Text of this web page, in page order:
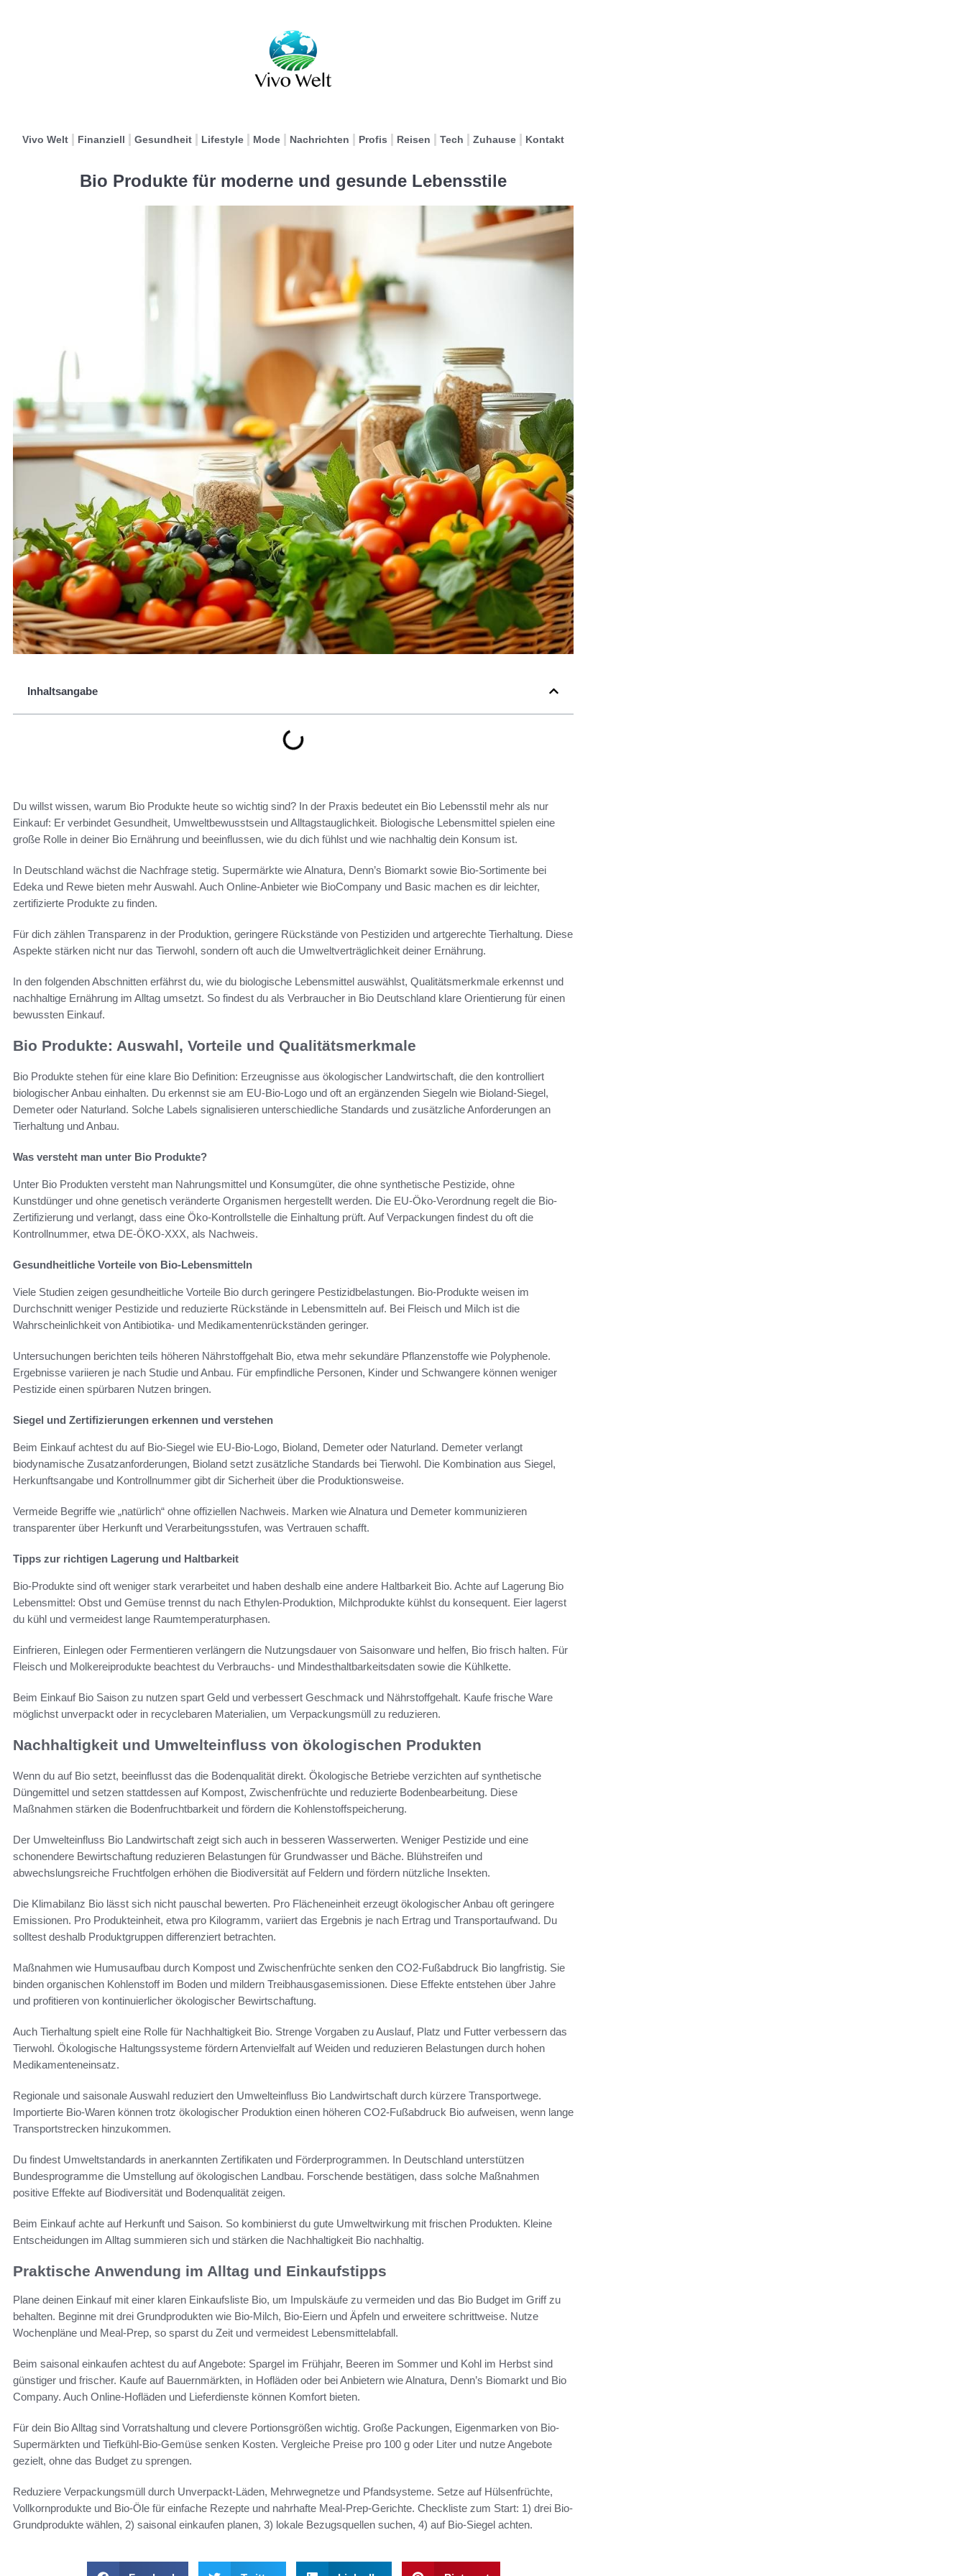
Vivo Welt Finanziell Gesundheit Lifestyle Mode Nachrichten Profis Reisen Tech Zuhause Kontakt
Bio Produkte für moderne und gesunde Lebensstile
Inhaltsangabe
Du willst wissen, warum Bio Produkte heute so wichtig sind? In der Praxis bedeutet ein Bio Lebensstil mehr als nur
Einkauf: Er verbindet Gesundheit, Umweltbewusstsein und Alltagstauglichkeit. Biologische Lebensmittel spielen eine
große Rolle in deiner Bio Ernährung und beeinflussen, wie du dich fühlst und wie nachhaltig dein Konsum ist.
In Deutschland wächst die Nachfrage stetig. Supermärkte wie Alnatura, Denn’s Biomarkt sowie Bio-Sortimente bei
Edeka und Rewe bieten mehr Auswahl. Auch Online-Anbieter wie BioCompany und Basic machen es dir leichter,
zertifizierte Produkte zu finden.
Für dich zählen Transparenz in der Produktion, geringere Rückstände von Pestiziden und artgerechte Tierhaltung. Diese
Aspekte stärken nicht nur das Tierwohl, sondern oft auch die Umweltverträglichkeit deiner Ernährung.
In den folgenden Abschnitten erfährst du, wie du biologische Lebensmittel auswählst, Qualitätsmerkmale erkennst und
nachhaltige Ernährung im Alltag umsetzt. So findest du als Verbraucher in Bio Deutschland klare Orientierung für einen
bewussten Einkauf.
Bio Produkte: Auswahl, Vorteile und Qualitätsmerkmale
Bio Produkte stehen für eine klare Bio Definition: Erzeugnisse aus ökologischer Landwirtschaft, die den kontrolliert
biologischer Anbau einhalten. Du erkennst sie am EU-Bio-Logo und oft an ergänzenden Siegeln wie Bioland-Siegel,
Demeter oder Naturland. Solche Labels signalisieren unterschiedliche Standards und zusätzliche Anforderungen an
Tierhaltung und Anbau.
Was versteht man unter Bio Produkte?
Unter Bio Produkten versteht man Nahrungsmittel und Konsumgüter, die ohne synthetische Pestizide, ohne
Kunstdünger und ohne genetisch veränderte Organismen hergestellt werden. Die EU-Öko-Verordnung regelt die Bio-
Zertifizierung und verlangt, dass eine Öko-Kontrollstelle die Einhaltung prüft. Auf Verpackungen findest du oft die
Kontrollnummer, etwa DE-ÖKO-XXX, als Nachweis.
Gesundheitliche Vorteile von Bio-Lebensmitteln
Viele Studien zeigen gesundheitliche Vorteile Bio durch geringere Pestizidbelastungen. Bio-Produkte weisen im
Durchschnitt weniger Pestizide und reduzierte Rückstände in Lebensmitteln auf. Bei Fleisch und Milch ist die
Wahrscheinlichkeit von Antibiotika- und Medikamentenrückständen geringer.
Untersuchungen berichten teils höheren Nährstoffgehalt Bio, etwa mehr sekundäre Pflanzenstoffe wie Polyphenole.
Ergebnisse variieren je nach Studie und Anbau. Für empfindliche Personen, Kinder und Schwangere können weniger
Pestizide einen spürbaren Nutzen bringen.
Siegel und Zertifizierungen erkennen und verstehen
Beim Einkauf achtest du auf Bio-Siegel wie EU-Bio-Logo, Bioland, Demeter oder Naturland. Demeter verlangt
biodynamische Zusatzanforderungen, Bioland setzt zusätzliche Standards bei Tierwohl. Die Kombination aus Siegel,
Herkunftsangabe und Kontrollnummer gibt dir Sicherheit über die Produktionsweise.
Vermeide Begriffe wie „natürlich“ ohne offiziellen Nachweis. Marken wie Alnatura und Demeter kommunizieren
transparenter über Herkunft und Verarbeitungsstufen, was Vertrauen schafft.
Tipps zur richtigen Lagerung und Haltbarkeit
Bio-Produkte sind oft weniger stark verarbeitet und haben deshalb eine andere Haltbarkeit Bio. Achte auf Lagerung Bio
Lebensmittel: Obst und Gemüse trennst du nach Ethylen-Produktion, Milchprodukte kühlst du konsequent. Eier lagerst
du kühl und vermeidest lange Raumtemperaturphasen.
Einfrieren, Einlegen oder Fermentieren verlängern die Nutzungsdauer von Saisonware und helfen, Bio frisch halten. Für
Fleisch und Molkereiprodukte beachtest du Verbrauchs- und Mindesthaltbarkeitsdaten sowie die Kühlkette.
Beim Einkauf Bio Saison zu nutzen spart Geld und verbessert Geschmack und Nährstoffgehalt. Kaufe frische Ware
möglichst unverpackt oder in recyclebaren Materialien, um Verpackungsmüll zu reduzieren.
Nachhaltigkeit und Umwelteinfluss von ökologischen Produkten
Wenn du auf Bio setzt, beeinflusst das die Bodenqualität direkt. Ökologische Betriebe verzichten auf synthetische
Düngemittel und setzen stattdessen auf Kompost, Zwischenfrüchte und reduzierte Bodenbearbeitung. Diese
Maßnahmen stärken die Bodenfruchtbarkeit und fördern die Kohlenstoffspeicherung.
Der Umwelteinfluss Bio Landwirtschaft zeigt sich auch in besseren Wasserwerten. Weniger Pestizide und eine
schonendere Bewirtschaftung reduzieren Belastungen für Grundwasser und Bäche. Blühstreifen und
abwechslungsreiche Fruchtfolgen erhöhen die Biodiversität auf Feldern und fördern nützliche Insekten.
Die Klimabilanz Bio lässt sich nicht pauschal bewerten. Pro Flächeneinheit erzeugt ökologischer Anbau oft geringere
Emissionen. Pro Produkteinheit, etwa pro Kilogramm, variiert das Ergebnis je nach Ertrag und Transportaufwand. Du
solltest deshalb Produktgruppen differenziert betrachten.
Maßnahmen wie Humusaufbau durch Kompost und Zwischenfrüchte senken den CO2-Fußabdruck Bio langfristig. Sie
binden organischen Kohlenstoff im Boden und mildern Treibhausgasemissionen. Diese Effekte entstehen über Jahre
und profitieren von kontinuierlicher ökologischer Bewirtschaftung.
Auch Tierhaltung spielt eine Rolle für Nachhaltigkeit Bio. Strenge Vorgaben zu Auslauf, Platz und Futter verbessern das
Tierwohl. Ökologische Haltungssysteme fördern Artenvielfalt auf Weiden und reduzieren Belastungen durch hohen
Medikamenteneinsatz.
Regionale und saisonale Auswahl reduziert den Umwelteinfluss Bio Landwirtschaft durch kürzere Transportwege.
Importierte Bio-Waren können trotz ökologischer Produktion einen höheren CO2-Fußabdruck Bio aufweisen, wenn lange
Transportstrecken hinzukommen.
Du findest Umweltstandards in anerkannten Zertifikaten und Förderprogrammen. In Deutschland unterstützen
Bundesprogramme die Umstellung auf ökologischen Landbau. Forschende bestätigen, dass solche Maßnahmen
positive Effekte auf Biodiversität und Bodenqualität zeigen.
Beim Einkauf achte auf Herkunft und Saison. So kombinierst du gute Umweltwirkung mit frischen Produkten. Kleine
Entscheidungen im Alltag summieren sich und stärken die Nachhaltigkeit Bio nachhaltig.
Praktische Anwendung im Alltag und Einkaufstipps
Plane deinen Einkauf mit einer klaren Einkaufsliste Bio, um Impulskäufe zu vermeiden und das Bio Budget im Griff zu
behalten. Beginne mit drei Grundprodukten wie Bio-Milch, Bio-Eiern und Äpfeln und erweitere schrittweise. Nutze
Wochenpläne und Meal-Prep, so sparst du Zeit und vermeidest Lebensmittelabfall.
Beim saisonal einkaufen achtest du auf Angebote: Spargel im Frühjahr, Beeren im Sommer und Kohl im Herbst sind
günstiger und frischer. Kaufe auf Bauernmärkten, in Hofläden oder bei Anbietern wie Alnatura, Denn’s Biomarkt und Bio
Company. Auch Online-Hofläden und Lieferdienste können Komfort bieten.
Für dein Bio Alltag sind Vorratshaltung und clevere Portionsgrößen wichtig. Große Packungen, Eigenmarken von Bio-
Supermärkten und Tiefkühl-Bio-Gemüse senken Kosten. Vergleiche Preise pro 100 g oder Liter und nutze Angebote
gezielt, ohne das Budget zu sprengen.
Reduziere Verpackungsmüll durch Unverpackt-Läden, Mehrwegnetze und Pfandsysteme. Setze auf Hülsenfrüchte,
Vollkornprodukte und Bio-Öle für einfache Rezepte und nahrhafte Meal-Prep-Gerichte. Checkliste zum Start: 1) drei Bio-
Grundprodukte wählen, 2) saisonal einkaufen planen, 3) lokale Bezugsquellen suchen, 4) auf Bio-Siegel achten.